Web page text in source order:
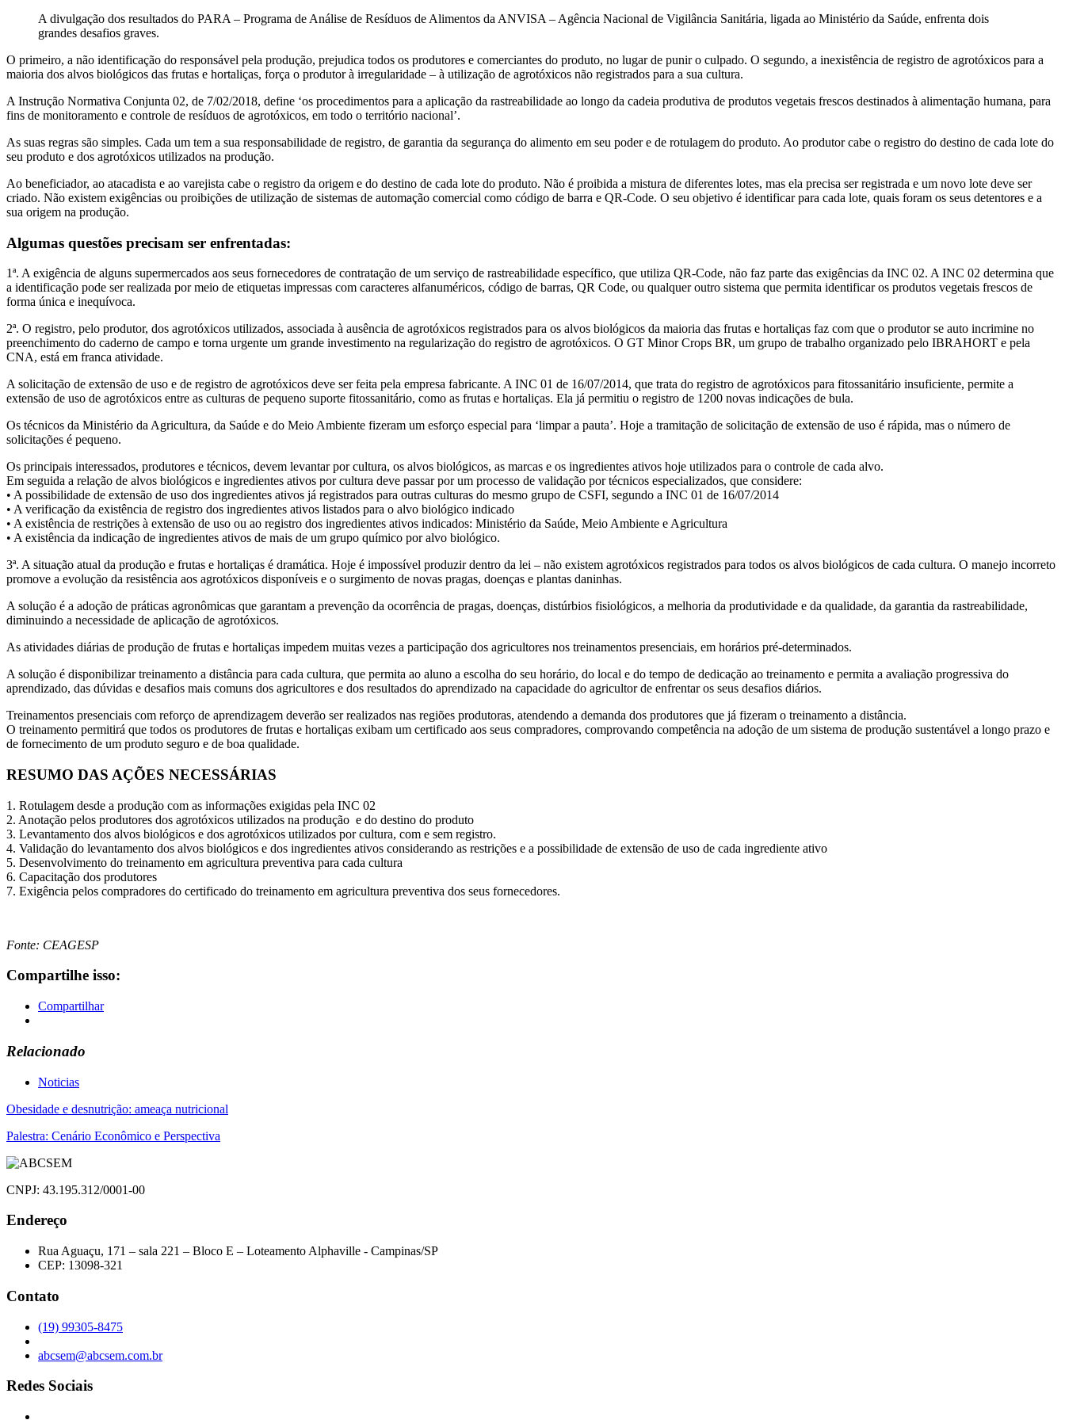
A divulgação dos resultados do PARA – Programa de Análise de Resíduos de Alimentos da ANVISA – Agência Nacional de Vigilância Sanitária, ligada ao Ministério da Saúde, enfrenta dois
grandes desafios graves.
O primeiro, a não identificação do responsável pela produção, prejudica todos os produtores e comerciantes do produto, no lugar de punir o culpado. O segundo, a inexistência de registro de agrotóxicos para a
maioria dos alvos biológicos das frutas e hortaliças, força o produtor à irregularidade – à utilização de agrotóxicos não registrados para a sua cultura.
A Instrução Normativa Conjunta 02, de 7/02/2018, define ‘os procedimentos para a aplicação da rastreabilidade ao longo da cadeia produtiva de produtos vegetais frescos destinados à alimentação humana, para
fins de monitoramento e controle de resíduos de agrotóxicos, em todo o território nacional’.
As suas regras são simples. Cada um tem a sua responsabilidade de registro, de garantia da segurança do alimento em seu poder e de rotulagem do produto. Ao produtor cabe o registro do destino de cada lote do
seu produto e dos agrotóxicos utilizados na produção.
Ao beneficiador, ao atacadista e ao varejista cabe o registro da origem e do destino de cada lote do produto. Não é proibida a mistura de diferentes lotes, mas ela precisa ser registrada e um novo lote deve ser
criado. Não existem exigências ou proibições de utilização de sistemas de automação comercial como código de barra e QR-Code. O seu objetivo é identificar para cada lote, quais foram os seus detentores e a
sua origem na produção.
Algumas questões precisam ser enfrentadas:
1ª. A exigência de alguns supermercados aos seus fornecedores de contratação de um serviço de rastreabilidade específico, que utiliza QR-Code, não faz parte das exigências da INC 02. A INC 02 determina que
a identificação pode ser realizada por meio de etiquetas impressas com caracteres alfanuméricos, código de barras, QR Code, ou qualquer outro sistema que permita identificar os produtos vegetais frescos de
forma única e inequívoca.
2ª. O registro, pelo produtor, dos agrotóxicos utilizados, associada à ausência de agrotóxicos registrados para os alvos biológicos da maioria das frutas e hortaliças faz com que o produtor se auto incrimine no
preenchimento do caderno de campo e torna urgente um grande investimento na regularização do registro de agrotóxicos. O GT Minor Crops BR, um grupo de trabalho organizado pelo IBRAHORT e pela
CNA, está em franca atividade.
A solicitação de extensão de uso e de registro de agrotóxicos deve ser feita pela empresa fabricante. A INC 01 de 16/07/2014, que trata do registro de agrotóxicos para fitossanitário insuficiente, permite a
extensão de uso de agrotóxicos entre as culturas de pequeno suporte fitossanitário, como as frutas e hortaliças. Ela já permitiu o registro de 1200 novas indicações de bula.
Os técnicos da Ministério da Agricultura, da Saúde e do Meio Ambiente fizeram um esforço especial para ‘limpar a pauta’. Hoje a tramitação de solicitação de extensão de uso é rápida, mas o número de
solicitações é pequeno.
Os principais interessados, produtores e técnicos, devem levantar por cultura, os alvos biológicos, as marcas e os ingredientes ativos hoje utilizados para o controle de cada alvo.
Em seguida a relação de alvos biológicos e ingredientes ativos por cultura deve passar por um processo de validação por técnicos especializados, que considere:
• A possibilidade de extensão de uso dos ingredientes ativos já registrados para outras culturas do mesmo grupo de CSFI, segundo a INC 01 de 16/07/2014
• A verificação da existência de registro dos ingredientes ativos listados para o alvo biológico indicado
• A existência de restrições à extensão de uso ou ao registro dos ingredientes ativos indicados: Ministério da Saúde, Meio Ambiente e Agricultura
• A existência da indicação de ingredientes ativos de mais de um grupo químico por alvo biológico.
3ª. A situação atual da produção e frutas e hortaliças é dramática. Hoje é impossível produzir dentro da lei – não existem agrotóxicos registrados para todos os alvos biológicos de cada cultura. O manejo incorreto
promove a evolução da resistência aos agrotóxicos disponíveis e o surgimento de novas pragas, doenças e plantas daninhas.
A solução é a adoção de práticas agronômicas que garantam a prevenção da ocorrência de pragas, doenças, distúrbios fisiológicos, a melhoria da produtividade e da qualidade, da garantia da rastreabilidade,
diminuindo a necessidade de aplicação de agrotóxicos.
As atividades diárias de produção de frutas e hortaliças impedem muitas vezes a participação dos agricultores nos treinamentos presenciais, em horários pré-determinados.
A solução é disponibilizar treinamento a distância para cada cultura, que permita ao aluno a escolha do seu horário, do local e do tempo de dedicação ao treinamento e permita a avaliação progressiva do
aprendizado, das dúvidas e desafios mais comuns dos agricultores e dos resultados do aprendizado na capacidade do agricultor de enfrentar os seus desafios diários.
Treinamentos presenciais com reforço de aprendizagem deverão ser realizados nas regiões produtoras, atendendo a demanda dos produtores que já fizeram o treinamento a distância.
O treinamento permitirá que todos os produtores de frutas e hortaliças exibam um certificado aos seus compradores, comprovando competência na adoção de um sistema de produção sustentável a longo prazo e
de fornecimento de um produto seguro e de boa qualidade.
RESUMO DAS AÇÕES NECESSÁRIAS
1. Rotulagem desde a produção com as informações exigidas pela INC 02
2. Anotação pelos produtores dos agrotóxicos utilizados na produção e do destino do produto
3. Levantamento dos alvos biológicos e dos agrotóxicos utilizados por cultura, com e sem registro.
4. Validação do levantamento dos alvos biológicos e dos ingredientes ativos considerando as restrições e a possibilidade de extensão de uso de cada ingrediente ativo
5. Desenvolvimento do treinamento em agricultura preventiva para cada cultura
6. Capacitação dos produtores
7. Exigência pelos compradores do certificado do treinamento em agricultura preventiva dos seus fornecedores.
Fonte: CEAGESP
Compartilhe isso:
Compartilhar
Relacionado
Noticias
Navegação
de
Post
Obesidade e desnutrição: ameaça nutricional
Palestra: Cenário Econômico e Perspectiva
CNPJ: 43.195.312/0001-00
Endereço
Rua Aguaçu, 171 – sala 221 – Bloco E – Loteamento Alphaville - Campinas/SP
CEP: 13098-321
Contato
(19) 99305-8475
abcsem@abcsem.com.br
Redes Sociais